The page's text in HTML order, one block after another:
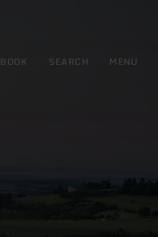
BOOK SEARCH MENU